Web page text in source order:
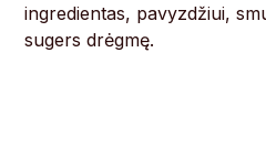
ingredientas, pavyzdžiui,
sugers drėgmę.